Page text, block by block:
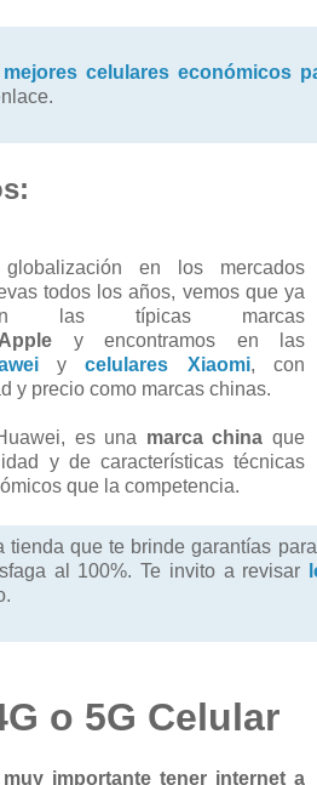
mejores celulares económicos
en los mercados
todos los años, vemos que ya
las típicas marcas
Apple y encontramos en las
ycelulares Xiaomi, con
y precio como marcas chinas.
es una marca china que
y de características técnicas
que la competencia.
tienda que te brinde garantías
al 100%. Te invito a revisar
o 5G Celular
importante tener internet a